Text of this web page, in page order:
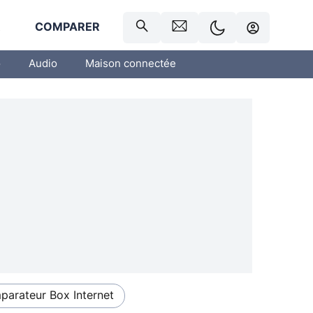
COMPARER
Audio Maison connectée
Box Internet